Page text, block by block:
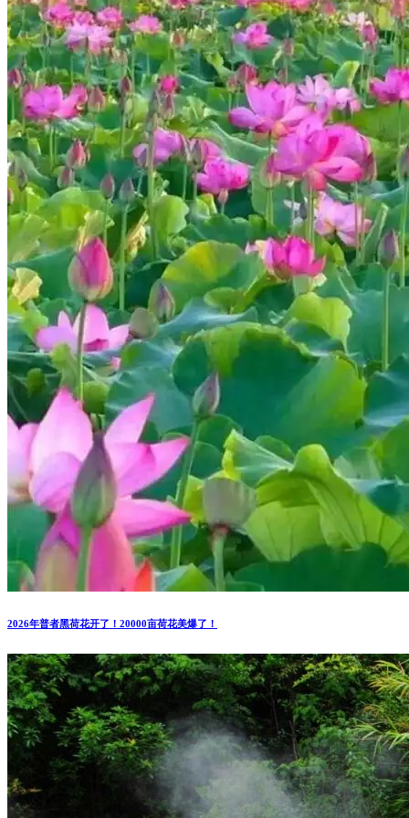
2026年普者黑荷花开了！20000亩荷花美爆了！